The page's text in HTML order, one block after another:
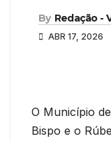
By Redação -
ABR 17, 2026
O Município
Bispo e o